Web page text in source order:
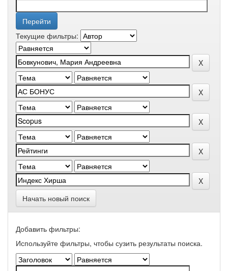
Текущие фильтры:
Начать новый поиск
Добавить фильтры:
Используйте фильтры, чтобы сузить результаты поиска.